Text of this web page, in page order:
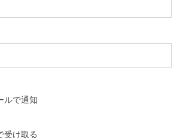
ルで通知
受け取る